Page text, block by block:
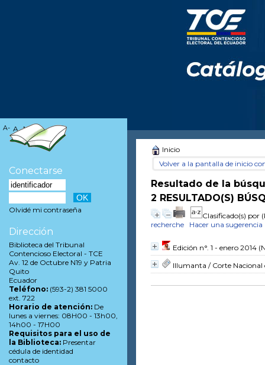
Inicio
Volver a la pantalla de inicio
Resultado de la
2 RESULTADO(S)
Clasificado(s) por
recherche
Hacer una sugerencia
Edición n°. 1 - enero 2014
Illumanta / Corte Nacional
A- A A+
Conectarse
Olvidé mi contraseña
Dirección
Biblioteca del Tribunal
Contencioso Electoral - TCE
Av. 12 de Octubre N19 y Patria
Quito
Ecuador
Teléfono: (593-2) 381 5000
ext. 722
Horario de atención: De
lunes a viernes: 08H00 - 13h00,
14h00 - 17H00
Requisitos para el uso de
la Biblioteca: Presentar
cédula de identidad
contacto